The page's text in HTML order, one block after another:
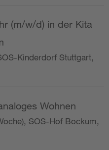
(m/w/d) in der Kita
Kinderdorf Stuttgart,
Wohnen
SOS-Hof Bockum,